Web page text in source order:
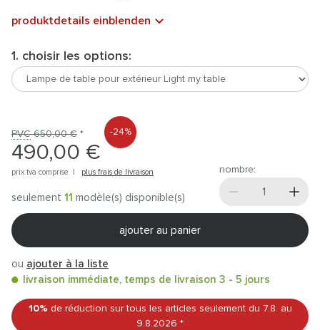
produktdetails einblenden
1. choisir les options:
-24%
PVC650,00 € *
490,00 €
prix tva comprise | plus frais de livraison
seulement 11 modèle(s) disponible(s)
nombre:
ajouter au panier
ou ajouter à la liste
livraison immédiate, temps de livraison 3 - 5 jours
10% de réduction sur tous les articles seulement du 7.8. au
9.8.2026 *